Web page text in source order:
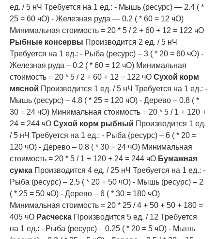
ед. / 5 нЧ Требуется на 1 ед.: - Мышь (ресурс) — 2.4 ( *
25 = 60 чО) - Железная руда — 0.2 ( * 60 = 12 чО)
Минимальная стоимость = 20 * 5 / 2 + 60 + 12 = 122 чО
Рыбные консервы Производится 2 ед. / 5 нЧ
Требуется на 1 ед.: - Рыба (ресурс) – 3 ( * 20 = 60 чО) -
Железная руда – 0.2 ( * 60 = 12 чО) Минимальная
стоимость = 20 * 5 / 2 + 60 + 12 = 122 чО Сухой корм
мясной Производится 1 ед. / 5 нЧ Требуется на 1 ед.: -
Мышь (ресурс) – 4.8 ( * 25 = 120 чО) - Дерево – 0.8 ( *
30 = 24 чО) Минимальная стоимость = 20 * 5 / 1 + 120 +
24 = 244 чО Сухой корм рыбный Производится 1 ед.
/ 5 нЧ Требуется на 1 ед.: - Рыба (ресурс) – 6 ( * 20 =
120 чО) - Дерево – 0.8 ( * 30 = 24 чО) Минимальная
стоимость = 20 * 5 / 1 + 120 + 24 = 244 чО Бумажная
сумка Производится 4 ед. / 25 нЧ Требуется на 1 ед.: -
Рыба (ресурс) – 2.5 ( * 20 = 50 чО) - Мышь (ресурс) – 2
( * 25 = 50 чО) - Дерево – 6 ( * 30 = 180 чО)
Минимальная стоимость = 20 * 25 / 4 + 50 + 50 + 180 =
405 чО Расческа Производится 5 ед. / 12 Требуется
на 1 ед.: - Рыба (ресурс) – 0.25 ( * 20 = 5 чО) - Мышь